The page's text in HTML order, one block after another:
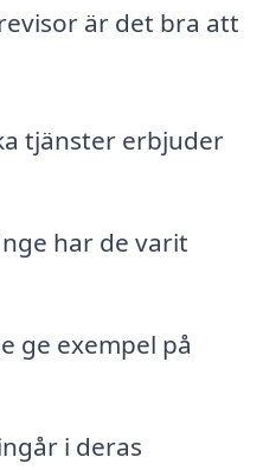
är det bra att
tjänster erbjuder
har de varit
ge exempel på
i deras